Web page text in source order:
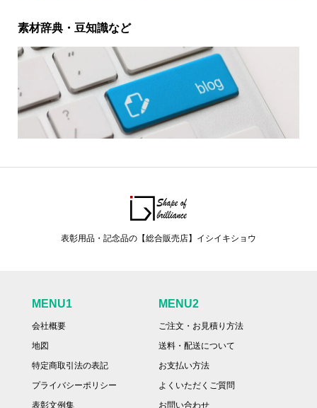
素材辞典・豆知識など
表彰用品・記念品の【総合販売店】イシイキショウ
MENU1
会社概要
地図
特定商取引法の表記
プライバシーポリシー
表彰文例集
MENU2
ご注文・お見積り方法
送料・配送について
お支払い方法
よくいただくご質問
お問い合わせ